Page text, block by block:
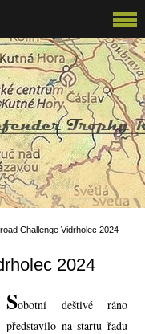
Challenge Vidrholec 2024
2024
Sobotní deštivé ráno
představilo na startu řadu